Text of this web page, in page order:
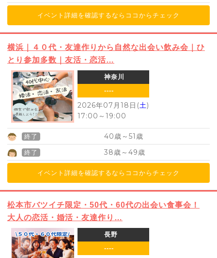
イベント詳細を確認するならココからチェック
横浜｜４０代・友達作りから自然な出会い飲み会｜ひ
とり参加多数｜友活・恋活…
神奈川
----
2026年07月18日(土)
17:00 ～ 19:00
終了 40歳～ 51 歳
終了 38歳～ 49歳
イベント詳細を確認するならココからチェック
松本市バツイチ限定・50代・60代の出会い食事会！
大人の恋活・婚活・友達作り…
長野
----